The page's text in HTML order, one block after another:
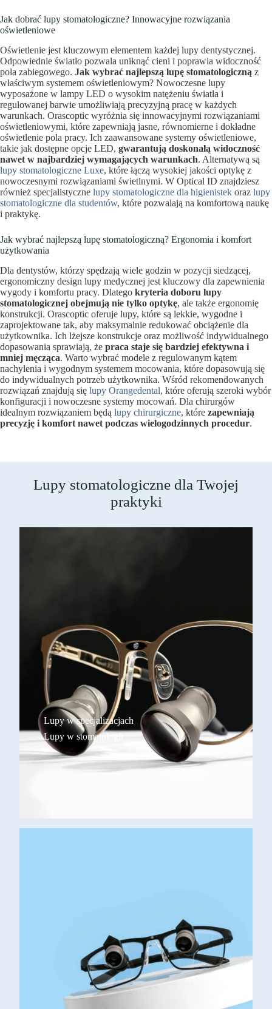
Jak dobrać lupy stomatologiczne? Innowacyjne rozwiązania
oświetleniowe
Oświetlenie jest kluczowym elementem każdej lupy dentystycznej.
Odpowiednie światło pozwala uniknąć cieni i poprawia widoczność
pola zabiegowego. Jak wybrać najlepszą lupę stomatologiczną z
właściwym systemem oświetleniowym? Nowoczesne lupy
wyposażone w lampy LED o wysokim natężeniu światła i
regulowanej barwie umożliwiają precyzyjną pracę w każdych
warunkach. Orascoptic wyróżnia się innowacyjnymi rozwiązaniami
oświetleniowymi, które zapewniają jasne, równomierne i dokładne
oświetlenie pola pracy. Ich zaawansowane systemy oświetleniowe,
takie jak dostępne opcje LED, gwarantują doskonałą widoczność
nawet w najbardziej wymagających warunkach. Alternatywą są
lupy stomatologiczne Luxe, które łączą wysokiej jakości optykę z
nowoczesnymi rozwiązaniami świetlnymi. W Optical ID znajdziesz
również specjalistyczne lupy stomatologiczne dla higienistek oraz lupy
stomatologiczne dla studentów, które pozwalają na komfortową naukę
i praktykę.
Jak wybrać najlepszą lupę stomatologiczną? Ergonomia i komfort
użytkowania
Dla dentystów, którzy spędzają wiele godzin w pozycji siedzącej,
ergonomiczny design lupy medycznej jest kluczowy dla zapewnienia
wygody i komfortu pracy. Dlatego kryteria doboru lupy
stomatologicznej obejmują nie tylko optykę, ale także ergonomię
konstrukcji. Orascoptic oferuje lupy, które są lekkie, wygodne i
zaprojektowane tak, aby maksymalnie redukować obciążenie dla
użytkownika. Ich lżejsze konstrukcje oraz możliwość indywidualnego
dopasowania sprawiają, że praca staje się bardziej efektywna i
mniej męcząca. Warto wybrać modele z regulowanym kątem
nachylenia i wygodnym systemem mocowania, które dopasowują się
do indywidualnych potrzeb użytkownika. Wśród rekomendowanych
rozwiązań znajdują się lupy Orangedental, które oferują szeroki wybór
konfiguracji i nowoczesne systemy mocowań. Dla chirurgów
idealnym rozwiązaniem będą lupy chirurgiczne, które zapewniają
precyzję i komfort nawet podczas wielogodzinnych procedur.
Lupy stomatologiczne dla Twojej
praktyki
Lupy w specjalizacjach
Lupy w stomatologii